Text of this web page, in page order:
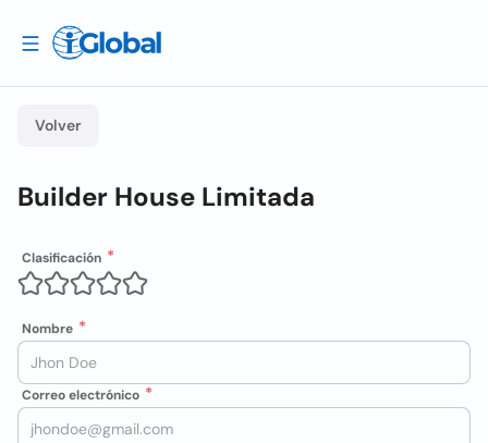
Volver
Builder House Limitada
Clasificación
Nombre
Correo electrónico